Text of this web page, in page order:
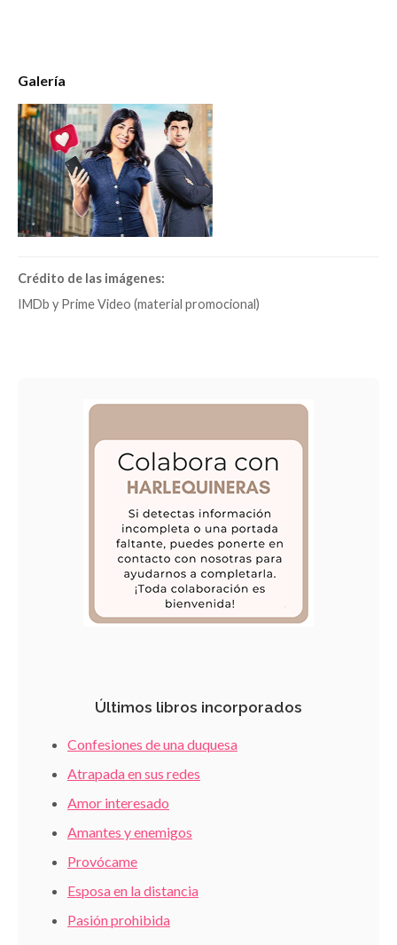
Galería
Crédito de las imágenes:
IMDb y Prime Video (material promocional)
Últimos libros incorporados
Confesiones de una duquesa
Atrapada en sus redes
Amor interesado
Amantes y enemigos
Provócame
Esposa en la distancia
Pasión prohibida